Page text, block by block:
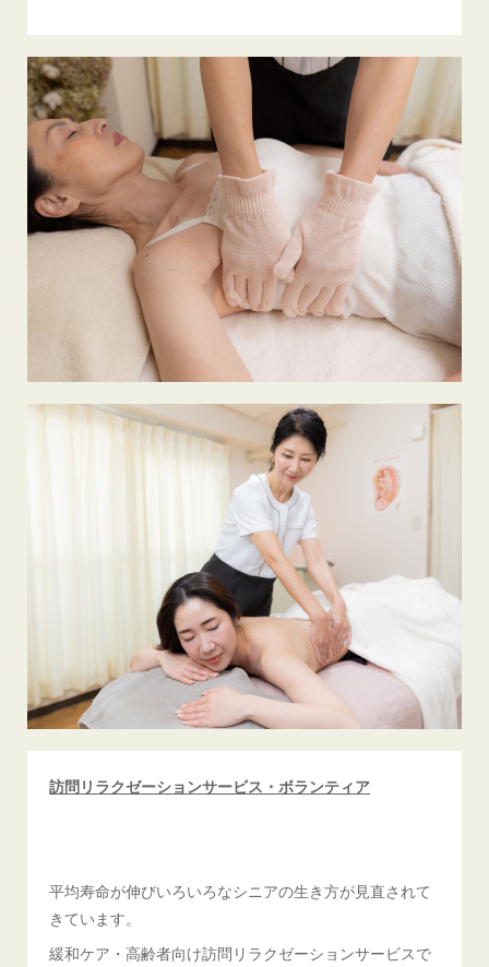
訪問リラクゼーションサービス・ボランティア
平均寿命が伸びいろいろなシニアの生き方が見直されて
きています。
緩和ケア・高齢者向け訪問リラクゼーションサービスで